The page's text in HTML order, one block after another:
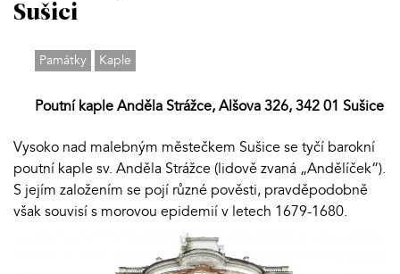
Sušici
Památky Kaple
Poutní kaple Anděla Strážce, Alšova 326, 342 01 Sušice
Vysoko nad malebným městečkem Sušice se tyčí barokní
poutní kaple sv. Anděla Strážce (lidově zvaná „Andělíček“).
S jejím založením se pojí různé pověsti, pravděpodobně
však souvisí s morovou epidemií v letech 1679-1680.